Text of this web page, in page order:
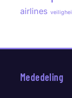
airlines
Mededeling